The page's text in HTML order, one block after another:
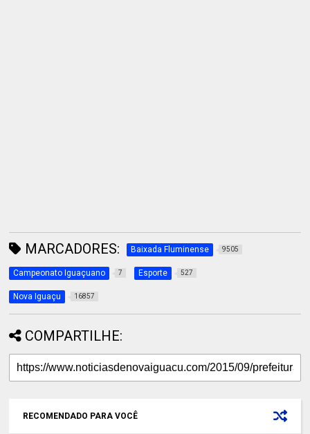
MARCADORES: Baixada Fluminense 9505
Campeonato Iguaçuano 7 Esporte 527
Nova Iguaçu 16857
COMPARTILHE:
RECOMENDADO PARA VOCÊ